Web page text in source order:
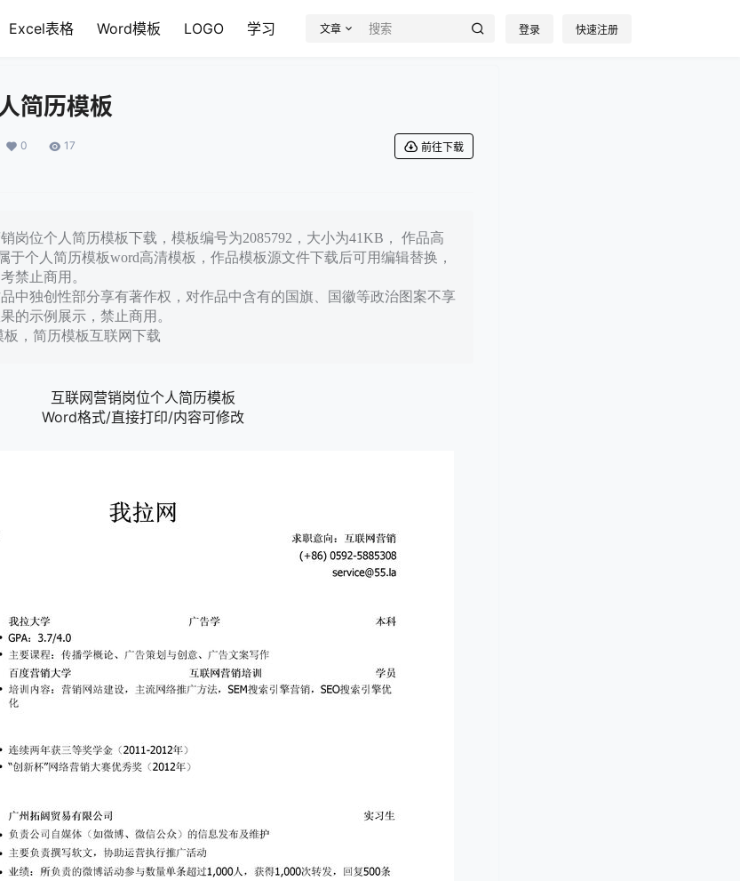
Excel表格 Word模板 LOGO 学习 文章 登录 快速注册
简历模板
0 17 前往下载
岗位个人简历模板下载，模板编号为2085792，大小为41KB， 作品高
于个人简历模板word高清模板，作品模板源文件下载后可用编辑替换，
禁止商用。
品中独创性部分享有著作权，对作品中含有的国旗、国徽等政治图案不享
的示例展示，禁止商用。
，简历模板互联网下载
互联网营销岗位个人简历模板
Word格式/直接打印/内容可修改